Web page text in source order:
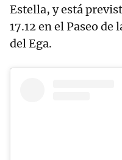
Estella, y está
17.12 en el Paseo
del Ega.